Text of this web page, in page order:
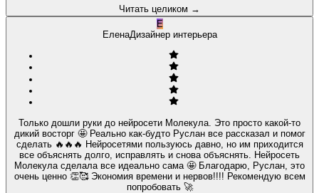
Читать целиком →
Е
ЕленаДизайнер интерьера
Только дошли руки до нейросети Молекула. Это просто какой-то
дикий восторг 🤩 Реально как-будто Руслан все рассказал и помог
сделать 🔥🔥🔥 Нейросетями пользуюсь давно, но им приходится
все объяснять долго, исправлять и снова объяснять. Нейросеть
Молекула сделала все идеально сама 🤩 Благодарю, Руслан, это
очень ценно 👏🥰 Экономия времени и нервов!!!! Рекомендую всем
попробовать 🚀